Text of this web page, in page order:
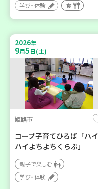
学び・体験 食
2026年
9月5日(土)
姫路市
コープ子育てひろば「ハイ
ハイよちよちくらぶ」
親子で楽しむ
学び・体験